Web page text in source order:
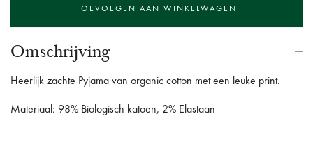
Omschrijving
Heerlijk zachte Pyjama van organic cotton met een leuke print.
Materiaal: 98% Biologisch katoen, 2% Elastaan